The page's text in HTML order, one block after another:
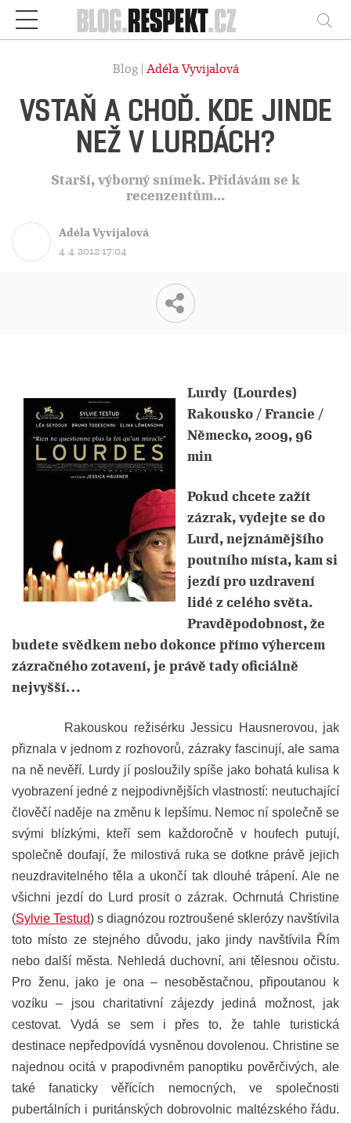
Respekt
Blog | Adéla Vyvijalová
VSTAŇ A CHOĎ. KDE JINDE
NEŽ V LURDÁCH?
Starší, výborný snímek. Přidávám se k
recenzentům...
Adéla Vyvijalová
4. 4. 2012 17:04
Lurdy (Lourdes)
Rakousko / Francie /
Německo, 2009, 96
min
Pokud chcete zažít
zázrak, vydejte se do
Lurd, nejznámějšího
poutního místa, kam si
jezdí pro uzdravení
lidé z celého světa.
Pravděpodobnost, že
budete svědkem nebo dokonce přímo výhercem
zázračného zotavení, je právě tady oficiálně
nejvyšší…
Rakouskou režisérku Jessicu Hausnerovou, jak
přiznala v jednom z rozhovorů, zázraky fascinují, ale sama
na ně nevěří. Lurdy jí posloužily spíše jako bohatá kulisa k
vyobrazení jedné z nejpodivnějších vlastností: neutuchající
člověčí naděje na změnu k lepšímu. Nemoc ní společně se
svými blízkými, kteří sem každoročně v houfech putují,
společně doufají, že milostivá ruka se dotkne právě jejich
neuzdravite lného těla a ukončí tak dlouhé trápení. Ale ne
všichni jezdí do Lurd prosit o zázrak. Ochrnutá Christine
(Sylvie Testud) s diagnózou roztroušené sklerózy navštívila
toto místo ze stejného důvodu, jako jindy navštívila Řím
nebo další města. Nehledá duchovní, ani tělesnou očistu.
Pro ženu, jako je ona – nesoběstačnou, připoutanou k
vozíku – jsou charitativní zájezdy jediná možnost, jak
cestovat. Vydá se sem i přes to, že tahle turistická
destinace nepředpovídá vysněnou dovolenou. Christine se
najednou ocitá v prapodivném panoptiku pověrčivých, ale
také fanaticky věřících nemocných, ve společnosti
pubertálních i puritánských dobrovolnic maltézského řádu.